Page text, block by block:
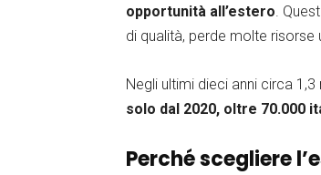
opportunità all’estero.
di qualità, perde molte
Negli ultimi dieci anni circa
solo dal 2020, oltre 70.000
Perché scegliere